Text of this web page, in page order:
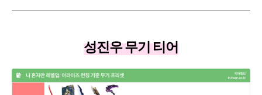
성진우 무기 티어